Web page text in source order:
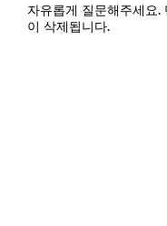
자유롭게 질문해주세요.
이 삭제됩니다.